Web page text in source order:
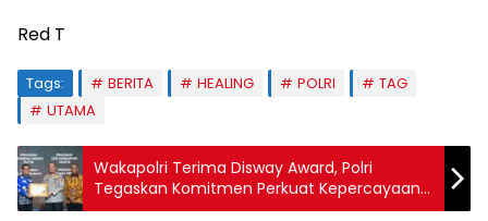
Red T
Tags: BERITA HEALING POLRI
TAG
UTAMA
Wakapolri Terima Disway Award, Polri
Tegaskan Komitmen Perkuat Kepercayaan
Publik dan Wujud Sinergi Media